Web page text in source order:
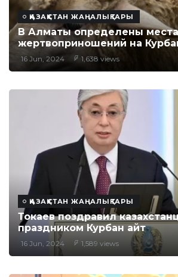
ҚАЗАҚСТАН ЖАҢАЛЫҚТАРЫ
В Алматы определены
жертвоприношений на
16 Jun, 2024 1,638 views
ҚАЗАҚСТАН ЖАҢАЛЫҚТАРЫ
Токаев поздравил
праздником Курбан айт
16 Jun, 2024 1,589 views